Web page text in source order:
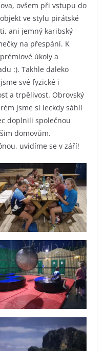
ovšem při vstupu do
ve stylu pirátské
ani jemný karibský
na přespání. K
úkoly a
:). Takhle daleko
své fyzické i
a trpělivost. Obrovský
jsme si leckdy sáhli
doplnili společnou
domovům.
uvidíme se v září!